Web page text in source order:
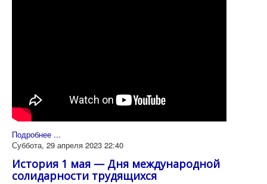
Подробнее ...
Суббота, 29 апреля 2023 22:40
История 1 мая — Дня международной
солидарности трудящихся